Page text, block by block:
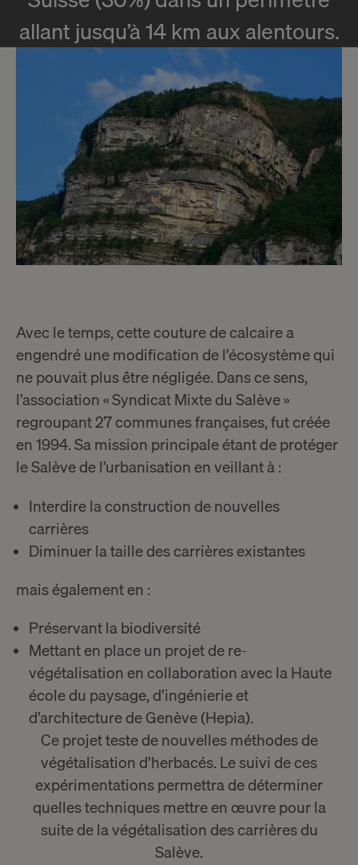
allant jusqu’à 14 km aux alentours.
Avec le temps, cette couture de calcaire a
engendré une modification de l’écosystème qui
ne pouvait plus être négligée. Dans ce sens,
l’association « Syndicat Mixte du Salève »
regroupant 27 communes françaises, fut créée
en 1994. Sa mission principale étant de protéger
le Salève de l’urbanisation en veillant à :
Interdire la construction de nouvelles
carrières
Diminuer la taille des carrières existantes
mais également en :
Préservant la biodiversité
Mettant en place un projet de re-
végétalisation en collaboration avec la Haute
école du paysage, d’ingénierie et
d’architecture de Genève (Hepia).
Ce projet teste de nouvelles méthodes de
végétalisation d’herbacés. Le suivi de ces
expérimentations permettra de déterminer
quelles techniques mettre en œuvre pour la
suite de la végétalisation des carrières du
Salève.